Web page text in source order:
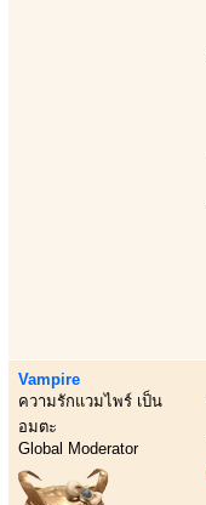
Vampire
ความรักแวมไพร์ เป็น
อมตะ
Global Moderator